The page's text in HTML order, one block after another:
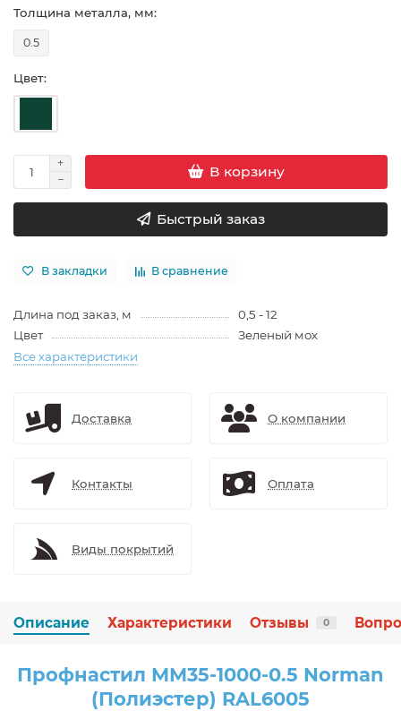
Толщина металла, мм:
0.5
Цвет:
В корзину
Быстрый заказ
В закладки В сравнение
Длина под заказ, м
0,5 - 12
Цвет
Зеленый мох
Все характеристики
Доставка О компании
Контакты Оплата
Виды покрытий
Описание Характеристики Отзывы 0
Профнастил ММ35-1000-0.5 Norman
(Полиэстер) RAL6005